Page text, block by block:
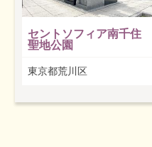
セントソフィア南千住
聖地公園
東京都荒川区